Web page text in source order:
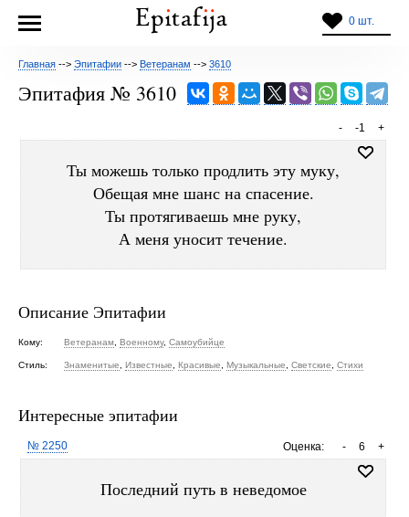
0 шт.
Главная --> Эпитафии --> Ветеранам --> 3610
Эпитафия № 3610
+
-1
-
Ты можешь только продлить эту муку,
Обещая мне шанс на спасение.
Ты протягиваешь мне руку,
А меня уносит течение.
Описание Эпитафии
Кому: Ветеранам Военному, Самоубийце
Стиль: Знаменитые Известные Красивые Музыкальные Светские Стихи
Интересные эпитафии
Оценка: +
6
-
№ 2250
Последний путь в неведомое